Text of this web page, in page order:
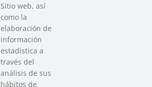
Sitio web, así
como la
elaboración de
información
estadística a
través del
análisis de sus
hábitos de